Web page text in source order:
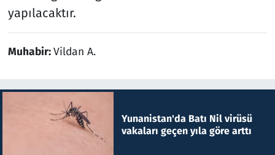
yapılacaktır.
Muhabir:Vildan A.
Yunanistan'da Batı Nil virüsü
vakaları geçen yıla göre arttı